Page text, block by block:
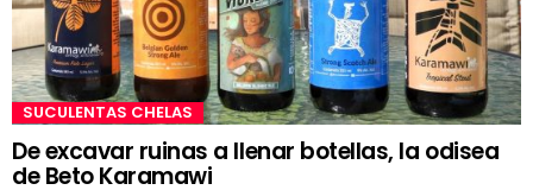
SUCULENTAS CHELAS
De excavar ruinas a llenar botellas, la odisea
de Beto Karamawi